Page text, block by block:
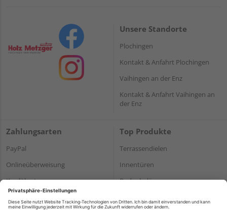
Unsere Standorte
Plochingen
Kontakt & Anfahrt Plochingen
Vaihingen an der Enz
Kontakt & Anfahrt Vaihingen an
der Enz
Zahlungsarten
PayPal
Onlineüberweisung
Kreditkarte
Top Produkte
Terrassendielen
Innentüren
Bodenbeläge